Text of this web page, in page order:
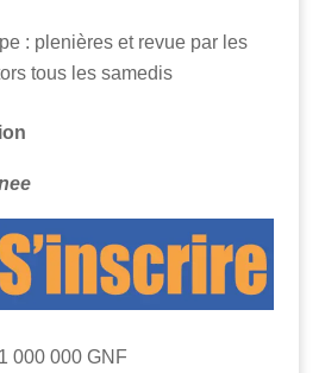
: plenières et revue par les
tous les samedis
000 000 GNF